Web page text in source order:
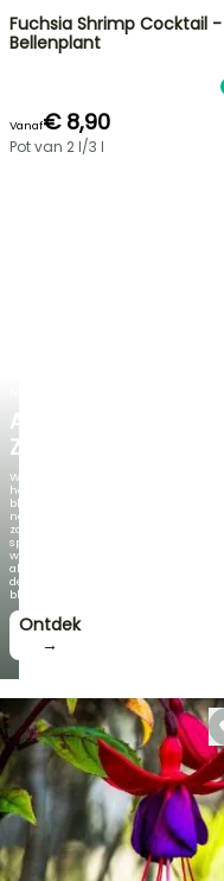
AGAPANTHUS
ZAMBEZI
Wanneer
het
blad
net
zo
spectaculair
wordt
als
de
bloei!
Ontdek
→
Fuchsia Shrimp Cocktail -
Bellenplant
Vanaf€ 8,90
Pot van 2 l/3 l